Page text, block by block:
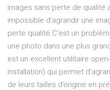
images sans perte de qualité
impossible d’agrandir une
perte qualité.C’est un
une photo dans une plus
est un excellent utilitaire
installation) qui permet
de leurs tailles d’origine en